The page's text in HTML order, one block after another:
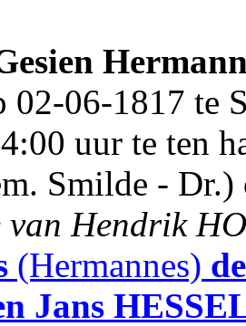
02-06-1817 te
uur te ten
Smilde -
van Hendrik
(Hermannes)
Jans